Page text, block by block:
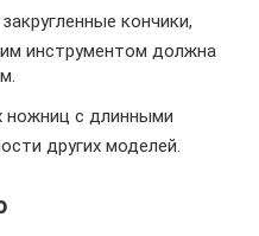
кончики,
инструментом должна
ножниц с длинными
других моделей.